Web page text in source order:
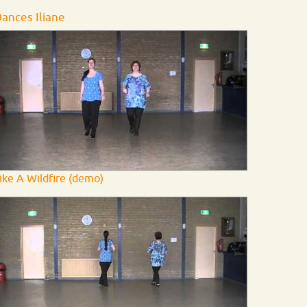
Iliane
A Wildfire (demo)